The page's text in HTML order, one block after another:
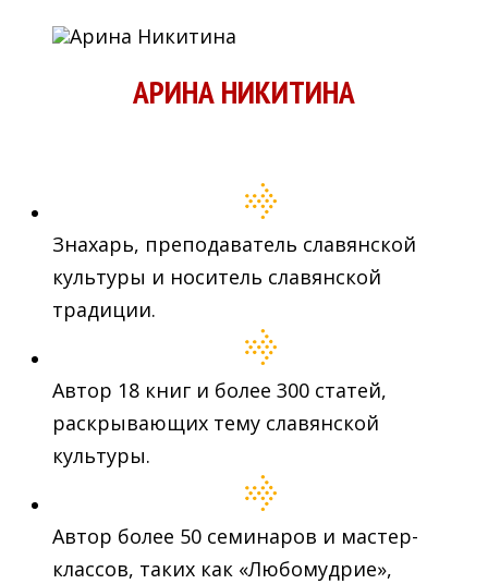
АРИНА НИКИТИНА
Знахарь, преподаватель славянской
культуры и носитель славянской
традиции.
Автор 18 книг и более 300 статей,
раскрывающих тему славянской
культуры.
Автор более 50 семинаров и мастер-
классов, таких как «Любомудрие»,